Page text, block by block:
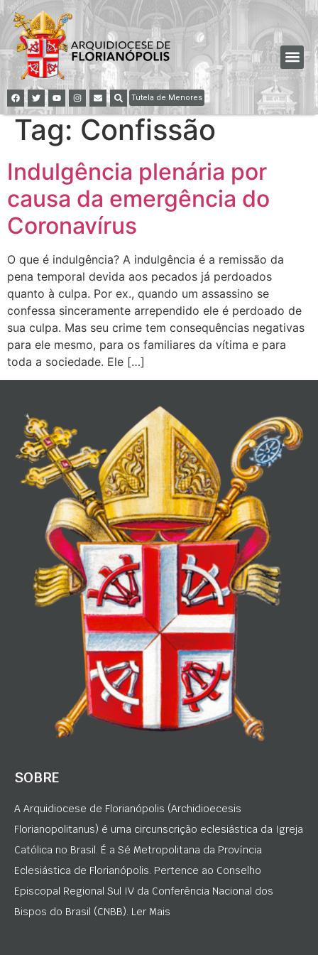
Tutela de Menores
Tag: Confissão
Indulgência plenária por
causa da emergência do
Coronavírus
O que é indulgência? A indulgência é a remissão da
pena temporal devida aos pecados já perdoados
quanto à culpa. Por ex., quando um assassino se
confessa sinceramente arrependido ele é perdoado de
sua culpa. Mas seu crime tem consequências negativas
para ele mesmo, para os familiares da vítima e para
toda a sociedade. Ele […]
SOBRE
A Arquidiocese de Florianópolis (Archidioecesis
Florianopolitanus) é uma circunscrição eclesiástica da Igreja
Católica no Brasil. É a Sé Metropolitana da Província
Eclesiástica de Florianópolis. Pertence ao Conselho
Episcopal Regional Sul IV da Conferência Nacional dos
Bispos do Brasil (CNBB). Ler Mais